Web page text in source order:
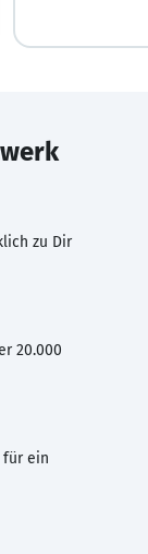
zu Dir
20.000
für ein